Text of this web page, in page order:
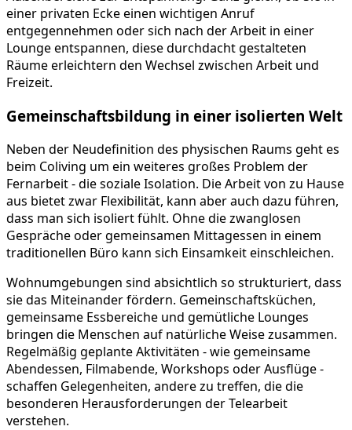
einer privaten Ecke einen wichtigen Anruf
entgegennehmen oder sich nach der Arbeit in einer
Lounge entspannen, diese durchdacht gestalteten
Räume erleichtern den Wechsel zwischen Arbeit und
Freizeit.
Gemeinschaftsbildung in einer isolierten Welt
Neben der Neudefinition des physischen Raums geht es
beim Coliving um ein weiteres großes Problem der
Fernarbeit - die soziale Isolation. Die Arbeit von zu Hause
aus bietet zwar Flexibilität, kann aber auch dazu führen,
dass man sich isoliert fühlt. Ohne die zwanglosen
Gespräche oder gemeinsamen Mittagessen in einem
traditionellen Büro kann sich Einsamkeit einschleichen.
Wohnumgebungen sind absichtlich so strukturiert, dass
sie das Miteinander fördern. Gemeinschaftsküchen,
gemeinsame Essbereiche und gemütliche Lounges
bringen die Menschen auf natürliche Weise zusammen.
Regelmäßig geplante Aktivitäten - wie gemeinsame
Abendessen, Filmabende, Workshops oder Ausflüge -
schaffen Gelegenheiten, andere zu treffen, die die
besonderen Herausforderungen der Telearbeit
verstehen.